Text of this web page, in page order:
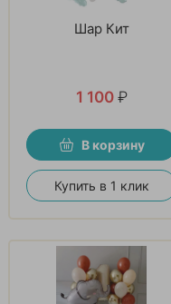
Шар Кит
1 100 ₽
В корзину
Купить в 1 клик